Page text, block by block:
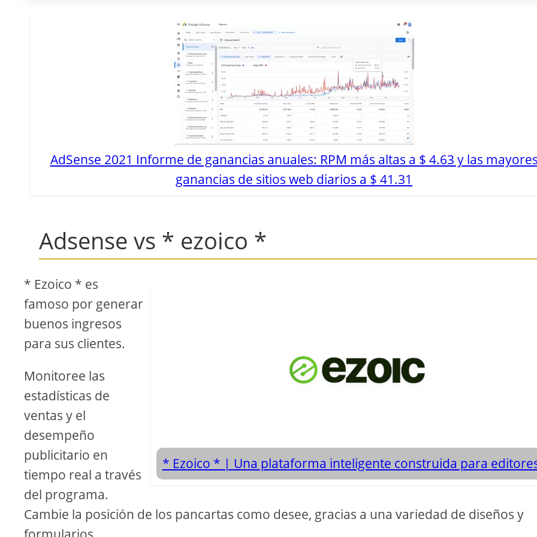
AdSense 2021 Informe de ganancias anuales: RPM más altas a $ 4.63 y las
ganancias de sitios web diarios a $ 41.31
Adsense vs * ezoico *
* Ezoico * | Una plataforma inteligente construida para
* Ezoico * es
famoso por generar
buenos ingresos
para sus clientes.
Monitoree las
estadísticas de
ventas y el
desempeño
publicitario en
tiempo real a través
del programa.
Cambie la posición de los pancartas como desee, gracias a una variedad de diseños y